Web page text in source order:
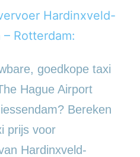
Hardinxveld-
Rotterdam:
goedkope taxi
Hague Airport
Bereken
prijs voor
Hardinxveld-